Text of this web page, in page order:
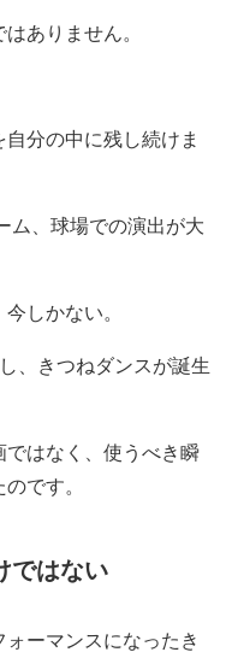
ありません。
分の中に残し続けま
ム、球場での演出が大
しかない。
、きつねダンスが誕生
はなく、使うべき瞬
です。
ではない
ーマンスになったき